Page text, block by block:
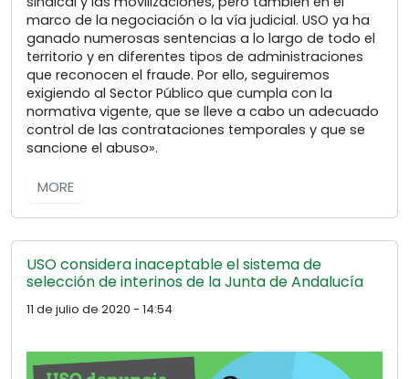
marco de la negociación o la vía judicial. USO ya ha
ganado numerosas sentencias a lo largo de todo el
territorio y en diferentes tipos de administraciones
que reconocen el fraude. Por ello, seguiremos
exigiendo al Sector Público que cumpla con la
normativa vigente, que se lleve a cabo un adecuado
control de las contrataciones temporales y que se
sancione el abuso».
MORE
USO considera inaceptable el sistema de
selección de interinos de la Junta de Andalucía
11 de julio de 2020 - 14:54